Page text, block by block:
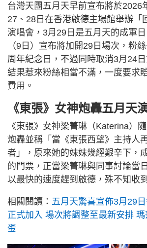
台灣天團五月天早前宣布將於2026
27、28日在香港啟德主場館舉辦「
演唱會，3月29日是五月天的成軍
（9日）宣布將加開29日場次，粉
周年紀念日，不過同時取消3月24日
結果惹來粉絲相當不滿，一度要求
費用。
《東張》女神炮轟五月天
《東張》女神梁菁琳（Katerina）
炮轟並稱「當《東張西望》主持人
者」，原來她的妹妹幾經艱辛下，
的門票，正當梁菁琳與同事討論當
以最快的速度趕到啟德，殊不知收
相關閱讀： 五月天驚喜宣佈3月29
正式加入 場次將調整至最新安排
蛋